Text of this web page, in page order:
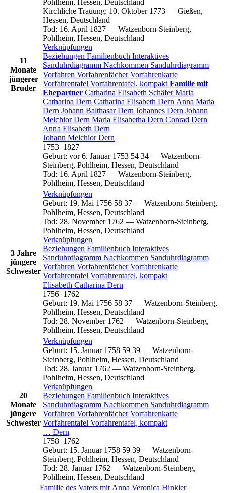
11
Monate
jüngerer
Bruder
Kirchliche Trauung: 10. Oktober 1773 — Gießen,
Hessen, Deutschland
Tod: 16. April 1827 — Watzenborn-Steinberg,
Pohlheim, Hessen, Deutschland
Verknüpfungen
Beziehungen Familienbuch Interaktives
Sanduhrdiagramm Nachkommen Sanduhrdiagramm
Vorfahren VorfahrenfächerVorfahrenkarte
Vorfahrentafel Vorfahrentafel, kompakt Familie mit
Ehepartner Catharina Elisabeth Schäfer Maria
Catharina Dern Catharina Elisabeth Dern Anna Maria
Dern Johann BalthasarDern Johannes Dern Johann
MelchiorDern Maria Elisabetha Dern Conrad Dern
Anna Elisabeth Dern
Johann MelchiorDern
1753–1827
Geburt: vor 6. Januar 1753 54 34 — Watzenborn-
Steinberg, Pohlheim, Hessen, Deutschland
Tod: 16. April 1827 — Watzenborn-Steinberg,
Pohlheim, Hessen, Deutschland
3 Jahre
jüngere
Schwester
Verknüpfungen
Geburt: 19. Mai 1756 58 37 — Watzenborn-Steinberg,
Pohlheim, Hessen, Deutschland
Tod: 28. November 1762 — Watzenborn-Steinberg,
Pohlheim, Hessen, Deutschland
Verknüpfungen
Beziehungen Familienbuch Interaktives
Sanduhrdiagramm Nachkommen Sanduhrdiagramm
Vorfahren VorfahrenfächerVorfahrenkarte
Vorfahrentafel Vorfahrentafel, kompakt
Elisabeth Catharina Dern
1756–1762
Geburt: 19. Mai 1756 58 37 — Watzenborn-Steinberg,
Pohlheim, Hessen, Deutschland
Tod: 28. November 1762 — Watzenborn-Steinberg,
Pohlheim, Hessen, Deutschland
20
Monate
jüngere
Schwester
Verknüpfungen
Geburt: 15. Januar 1758 59 39 — Watzenborn-
Steinberg, Pohlheim, Hessen, Deutschland
Tod: 28. Januar 1762 — Watzenborn-Steinberg,
Pohlheim, Hessen, Deutschland
Verknüpfungen
Beziehungen Familienbuch Interaktives
Sanduhrdiagramm Nachkommen Sanduhrdiagramm
Vorfahren VorfahrenfächerVorfahrenkarte
Vorfahrentafel Vorfahrentafel, kompakt
… Dern
1758–1762
Geburt: 15. Januar 1758 59 39 — Watzenborn-
Steinberg, Pohlheim, Hessen, Deutschland
Tod: 28. Januar 1762 — Watzenborn-Steinberg,
Pohlheim, Hessen, Deutschland
Familie des Vaters mit Anna Veronica Hinkler